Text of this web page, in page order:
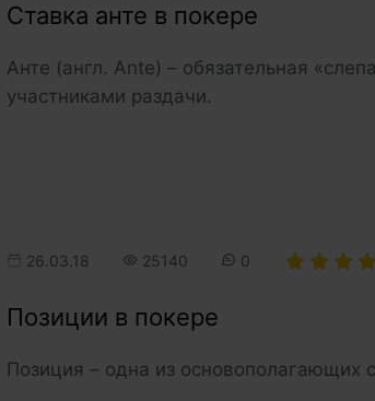
Ставка анте в покере
Анте (англ. Ante) – обязательная
участниками раздачи.
26.03.18 25140 0
Позиции в покере
Позиция – одна из основополагающих